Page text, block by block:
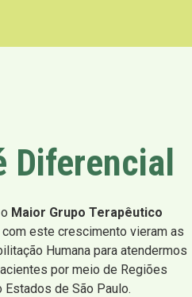
Diferencial
Maior Grupo Terapêutico
com este crescimento vieram as
Humana para atendermos
por meio de Regiões
de São Paulo.